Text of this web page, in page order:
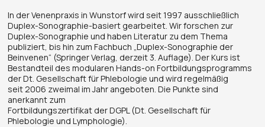
In der Venenpraxis in Wunstorf wird seit 1997 ausschließlich
Duplex-Sonographie-basiert gearbeitet. Wir forschen zur
Duplex-Sonographie und haben Literatur zu dem Thema
publiziert, bis hin zum Fachbuch „Duplex-Sonographie der
Beinvenen“ (Springer Verlag, derzeit 3. Auflage). Der Kurs ist
Bestandteil des modularen Hands-on Fortbildungsprogramms
der Dt. Gesellschaft für Phlebologie und wird regelmäßig
seit 2006 zweimal im Jahr angeboten. Die Punkte sind
anerkannt zum
Fortbildungszertifikat der DGPL (Dt. Gesellschaft für
Phlebologie und Lymphologie).